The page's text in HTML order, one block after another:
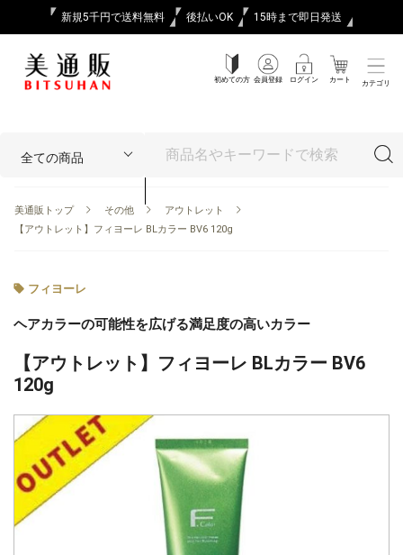
新規5千円で送料無料 後払いOK 15時まで即日発送
初めての方 会員登録 ログイン カート カテゴリ
美通販トップ その他
アウトレット
【アウトレット】フィヨーレ BLカラー BV6 120g
フィヨーレ
ヘアカラーの可能性を広げる満足度の高いカラー
【アウトレット】フィヨーレ BLカラー BV6
120g